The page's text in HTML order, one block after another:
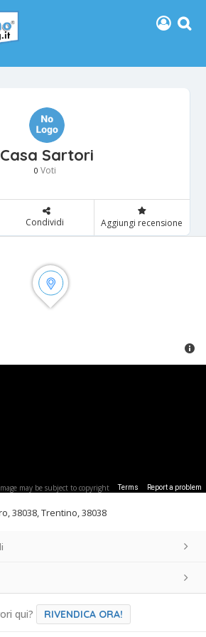
Casa Sartori
0 Voti
Condividi Aggiungi recensione
may be subject to copyright Terms Report a problem
38038, Trentino, 38038
qui? RIVENDICA ORA!